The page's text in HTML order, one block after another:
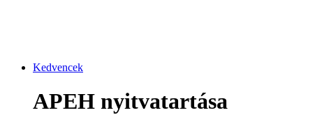
Kedvencek
APEH nyitvatartása